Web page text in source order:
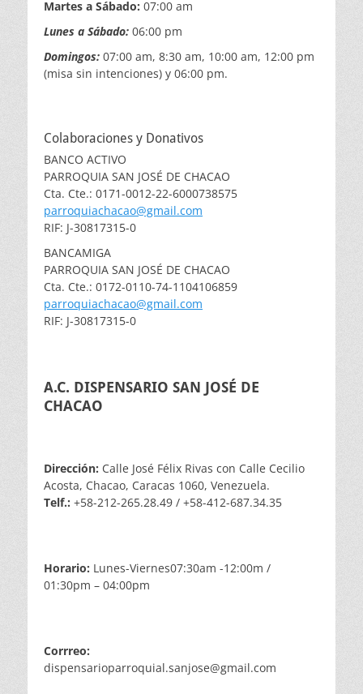
Martes a Sábado: 07:00 am
Lunes a Sábado: 06:00 pm
Domingos: 07:00 am, 8:30 am, 10:00 am, 12:00 pm
(misa sin intenciones) y 06:00 pm.
Colaboraciones y Donativos
BANCO ACTIVO
PARROQUIA SAN JOSÉ DE CHACAO
Cta. Cte.: 0171-0012-22-6000738575
parroquiachacao@gmail.com
RIF: J-30817315-0
BANCAMIGA
PARROQUIA SAN JOSÉ DE CHACAO
Cta. Cte.: 0172-0110-74-1104106859
parroquiachacao@gmail.com
RIF: J-30817315-0
A.C. DISPENSARIO SAN JOSÉ DE
CHACAO
Dirección: Calle José Félix Rivas con Calle Cecilio
Acosta, Chacao, Caracas 1060, Venezuela.
Telf.: +58-212-265.28.49 / +58-412-687.34.35
Horario: Lunes-Viernes07:30am -12:00m /
01:30pm – 04:00pm
Corrreo:
dispensarioparroquial.sanjose@gmail.com